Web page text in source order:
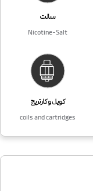
سالت
Nicotine-Salt
کویل و کارتریج
coils and cartridges